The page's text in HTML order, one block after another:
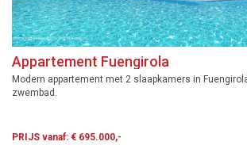
Appartement Fuengirola
Modern appartement met 2 slaapkamers in
zwembad.
PRIJS vanaf: € 695.000,-